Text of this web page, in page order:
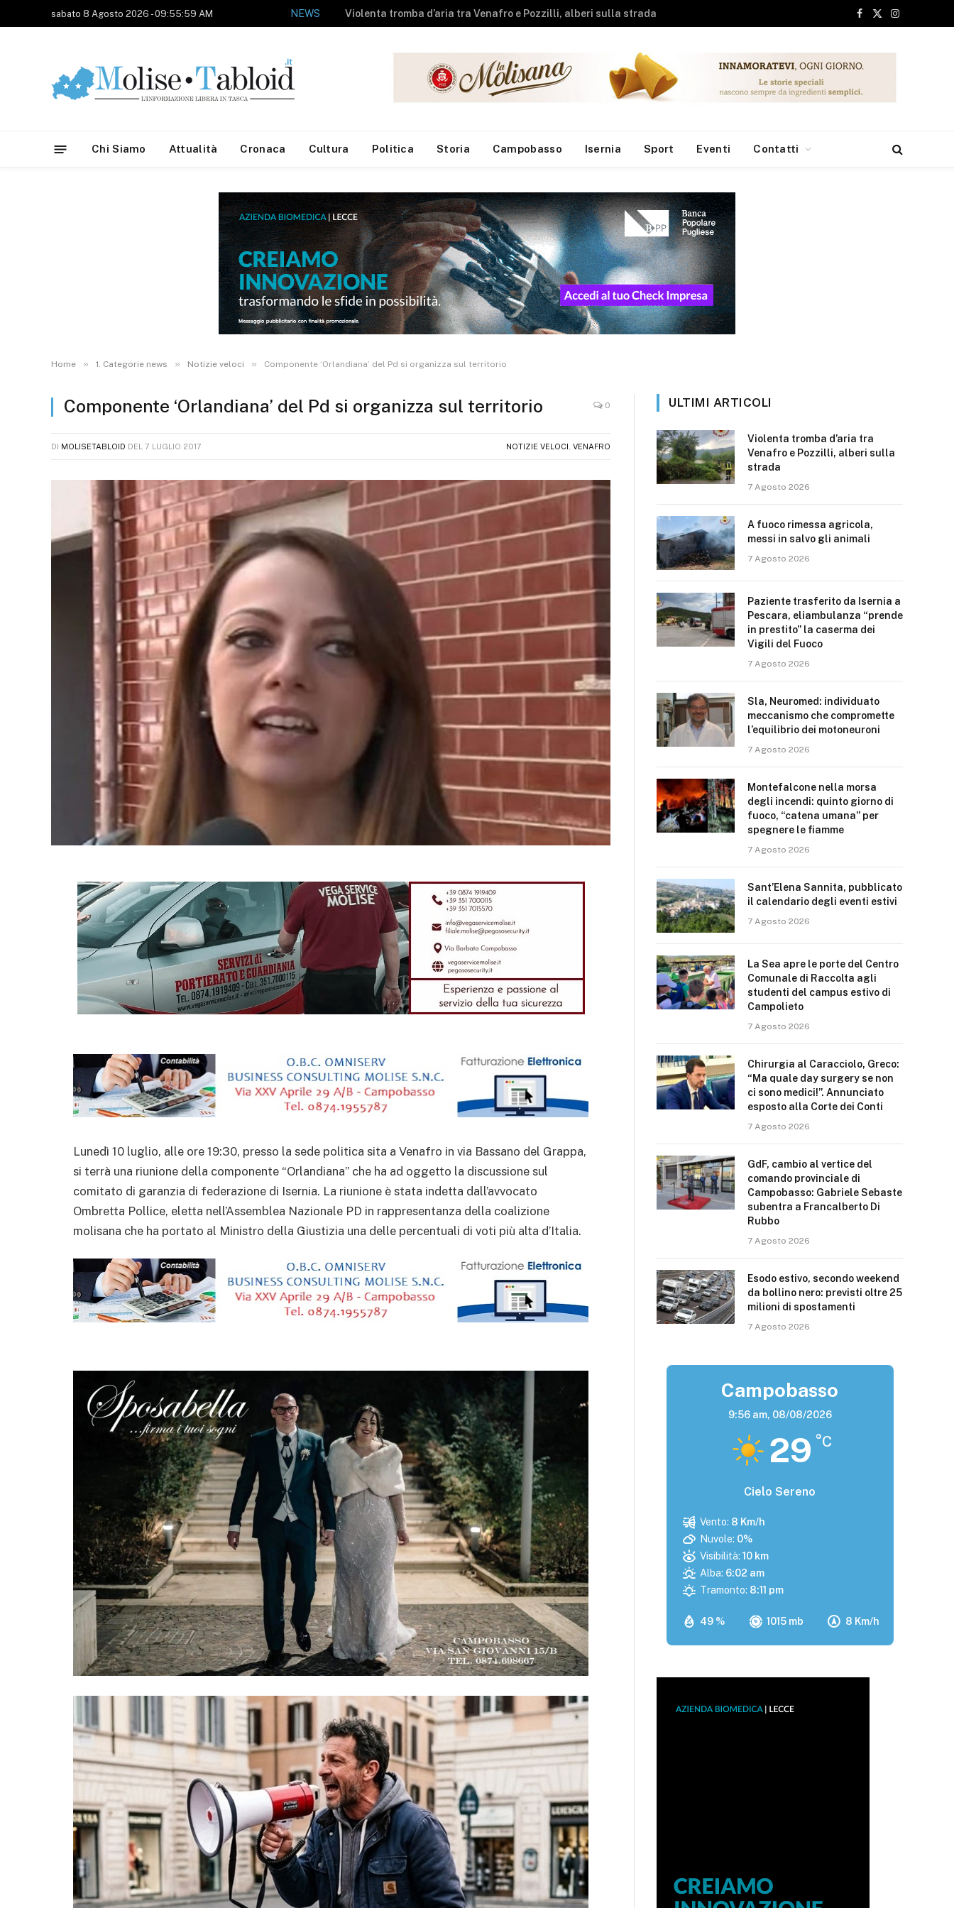
sabato 8 Agosto 2026 - 09:55:59 AM NEWS A fuoco rimessa agricola, messi in salvo gli animali
Facebook
X
Instagram
Chi Siamo Attualità Cronaca Cultura Politica Storia Campobasso Isernia Sport Eventi Contatti
Home » 1. Categorie news » Notizie veloci » Componente ‘Orlandiana’ del Pd si organizza sul territorio
Componente ‘Orlandiana’ del Pd si organizza sul territorio 0
DI MOLISETABLOID DEL 7 LUGLIO 2017 NOTIZIE VELOCI VENAFRO
Lunedì 10 luglio, alle ore 19:30, presso la sede politica sita a Venafro in via Bassano del Grappa,
si terrà una riunione della componente “Orlandiana” che ha ad oggetto la discussione sul
comitato di garanzia di federazione di Isernia. La riunione è stata indetta dall’avvocato
Ombretta Pollice, eletta nell’Assemblea Nazionale PD in rappresentanza della coalizione
molisana che ha portato al Ministro della Giustizia una delle percentuali di voti più alta d’Italia.
ULTIMI ARTICOLI
Violenta tromba d’aria tra
Venafro e Pozzilli, alberi sulla
strada
7 Agosto 2026
A fuoco rimessa agricola,
messi in salvo gli animali
7 Agosto 2026
Paziente trasferito da Isernia a
Pescara, eliambulanza “prende
in prestito” la caserma dei
Vigili del Fuoco
7 Agosto 2026
Sla, Neuromed: individuato
meccanismo che compromette
l’equilibrio dei motoneuroni
7 Agosto 2026
Montefalcone nella morsa
degli incendi: quinto giorno di
fuoco, “catena umana” per
spegnere le fiamme
7 Agosto 2026
Sant’Elena Sannita, pubblicato
il calendario degli eventi estivi
7 Agosto 2026
La Sea apre le porte del Centro
Comunale di Raccolta agli
studenti del campus estivo di
Campolieto
7 Agosto 2026
Chirurgia al Caracciolo, Greco:
“Ma quale day surgery se non
ci sono medici!”. Annunciato
esposto alla Corte dei Conti
7 Agosto 2026
GdF, cambio al vertice del
comando provinciale di
Campobasso: Gabriele Sebaste
subentra a Francalberto Di
Rubbo
7 Agosto 2026
Esodo estivo, secondo weekend
da bollino nero: previsti oltre 25
milioni di spostamenti
7 Agosto 2026
Campobasso
9:56 am, 08/08/2026
29 °C
Cielo Sereno
49 % 1015 mb 8 Km/h
Vento: 8 Km/h
Nuvole: 0%
Visibilità: 10 km
Alba: 6:02 am
Tramonto: 8:11 pm